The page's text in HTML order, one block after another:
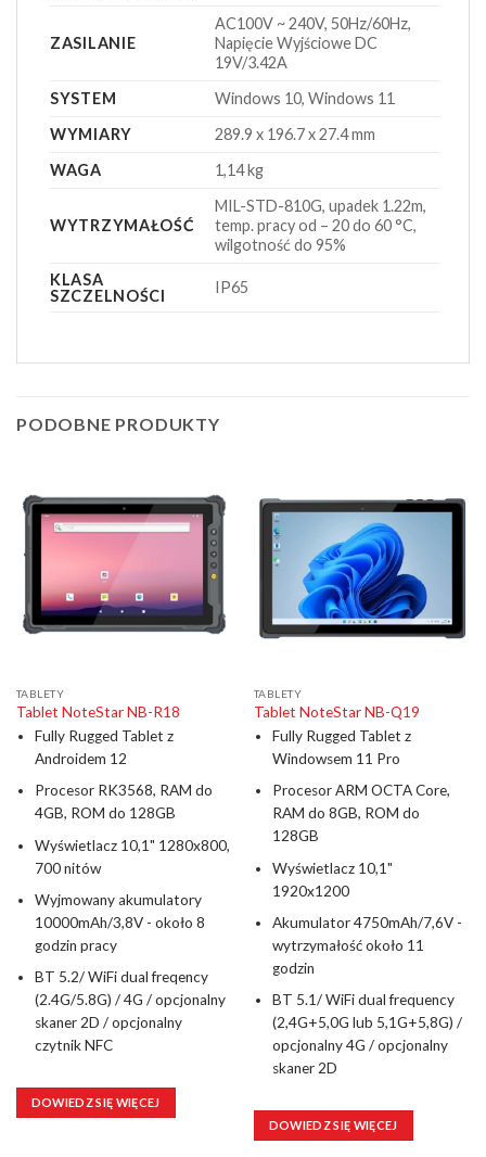
ZASILANIE
AC100V ~ 240V, 50Hz/60Hz,
Napięcie Wyjściowe DC
19V/3.42A
SYSTEM
Windows 10, Windows 11
WYMIARY
289.9 x 196.7 x 27.4 mm
WAGA
1,14 kg
WYTRZYMAŁOŚĆ
MIL-STD-810G, upadek 1.22m,
temp. pracy od – 20 do 60 °C,
wilgotność do 95%
KLASA
SZCZELNOŚCI
IP65
PODOBNE PRODUKTY
TABLETY
Tablet NoteStar NB-R18
Fully Rugged Tablet z
Androidem 12
Procesor RK3568, RAM do
4GB, ROM do 128GB
Wyświetlacz 10,1" 1280x800,
700 nitów
Wyjmowany akumulatory
10000mAh/3,8V - około 8
godzin pracy
BT 5.2/ WiFi dual freqency
(2.4G/5.8G) / 4G / opcjonalny
skaner 2D / opcjonalny
czytnik NFC
DOWIEDZ SIĘ WIĘCEJ
TABLETY
Tablet NoteStar NB-Q19
Fully Rugged Tablet z
Windowsem 11 Pro
Procesor ARM OCTA Core,
RAM do 8GB, ROM do
128GB
Wyświetlacz 10,1"
1920x1200
Akumulator 4750mAh/7,6V -
wytrzymałość około 11
godzin
BT 5.1/ WiFi dual frequency
(2,4G+5,0G lub 5,1G+5,8G) /
opcjonalny 4G / opcjonalny
skaner 2D
DOWIEDZ SIĘ WIĘCEJ